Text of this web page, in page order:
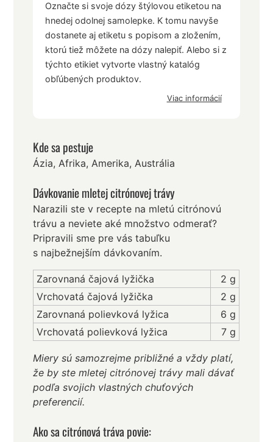
Označte si svoje dózy štýlovou etiketou na
hnedej odolnej samolepke. K tomu navyše
dostanete aj etiketu s popisom a zložením,
ktorú tiež môžete na dózy nalepiť. Alebo si z
týchto etikiet vytvorte vlastný katalóg
obľúbených produktov.
Viac informácií
Kde sa pestuje
Ázia, Afrika, Amerika, Austrália
Dávkovanie mletej citrónovej trávy
Narazili ste v recepte na mletú citrónovú
trávu a neviete aké množstvo odmerať?
Pripravili sme pre vás tabuľku
s najbežnejším dávkovaním.
Zarovnaná čajová lyžička
2 g
Vrchovatá čajová lyžička
2 g
Zarovnaná polievková lyžica
6 g
Vrchovatá polievková lyžica
7 g
Miery sú samozrejme približné a vždy platí,
že by ste mletej citrónovej trávy mali dávať
podľa svojich vlastných chuťových
preferencií.
Ako sa citrónová tráva povie: